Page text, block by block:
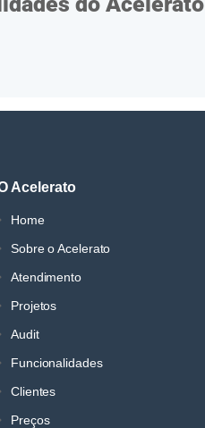
Acelerato
Home
Sobre o Acelerato
Atendimento
Projetos
Audit
Funcionalidades
Clientes
Preços